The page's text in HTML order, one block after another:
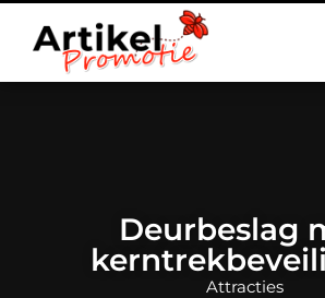
Deurbeslag
Attracties